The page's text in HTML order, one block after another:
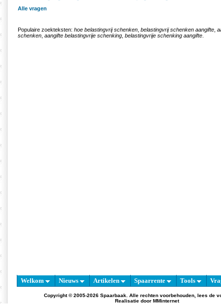
Alle vragen
Populaire zoekteksten: hoe belastingvrij schenken belastingvrij schenken aangifte
schenken aangifte belastingvrije schenking belastingvrije schenking aangifte
Welkom Nieuws Artikelen Spaarrente Tools
Copyright © 2005-2026 Spaarbaak. Alle rechten voorbehouden, lees de
Realisatie door MMinternet